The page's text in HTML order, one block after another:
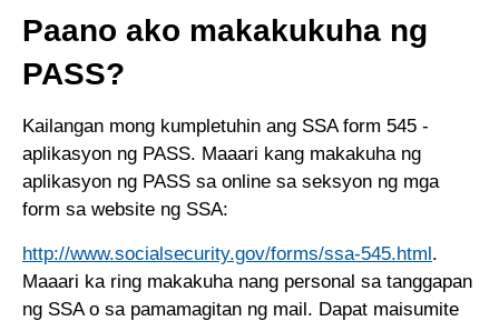
Paano ako makakukuha ng
PASS?
Kailangan mong kumpletuhin ang SSA form 545 -
aplikasyon ng PASS. Maaari kang makakuha ng
aplikasyon ng PASS sa online sa seksyon ng mga
form sa website ng SSA:
http://www.socialsecurity.gov/forms/ssa-545.html.
Maaari ka ring makakuha nang personal sa tanggapan
ng SSA o sa pamamagitan ng mail. Dapat maisumite